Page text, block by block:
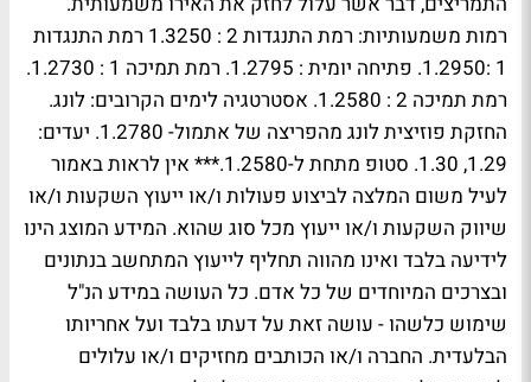
רמות משמעותיות: רמת התנגדות 2 : 1.3250 רמת התנגדות
1 :1.2950. פתיחה יומית : 1.2795. רמת תמיכה 1 : 1.2730.
רמת תמיכה 2 : 1.2580. אסטרטגיה לימים הקרובים: לונג.
החזקת פוזיצית לונג מהפריצה של אתמול- 1.2780. יעדים:
1.29, 1.30. סטופ מתחת ל-1.2580.*** אין לראות באמור
לעיל משום המלצה לביצוע פעולות ו/או ייעוץ השקעות ו/או
שיווק השקעות ו/או ייעוץ מכל סוג שהוא. המידע המוצג הינו
לידיעה בלבד ואינו מהווה תחליף לייעוץ המתחשב בנתונים
ובצרכים המיוחדים של כל אדם. כל העושה במידע הנ"ל
שימוש כלשהו - עושה זאת על דעתו בלבד ועל אחריותו
הבלעדית. החברה ו/או הכותבים מחזיקים ו/או עלולים